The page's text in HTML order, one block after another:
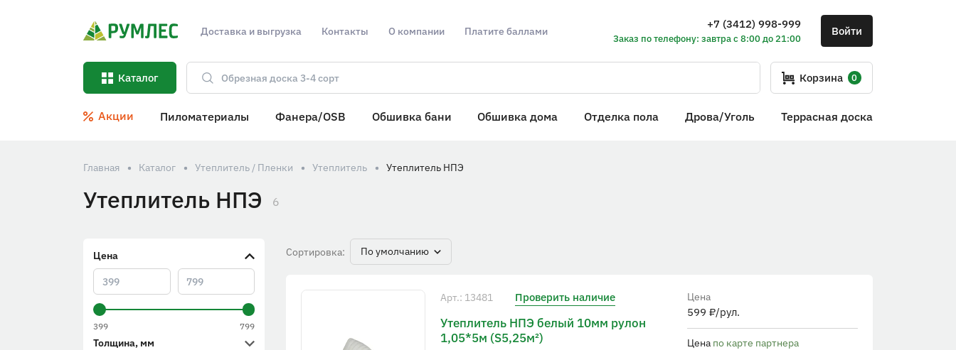
Доставка и выгрузка Контакты О компании Платите баллами
+7 (3412) 998-999
Заказ по телефону: завтра с 8:00 до 21:00
Войти
Каталог Корзина 0
Акции Пиломатериалы Фанера/OSB Обшивка бани Обшивка дома Отделка пола Дрова/Уголь Террасная доска
Главная Каталог Утеплитель / Пленки Утеплитель Утеплитель НПЭ
Утеплитель НПЭ 6
Сортировка: По умолчанию
Арт.: 13481 Проверить наличие
Утеплитель НПЭ белый 10мм рулон
1,05*5м (S5,25м²)
Цена
599 ₽/рул.
Цена по карте партнера
Цена
399 799
Толщина, мм